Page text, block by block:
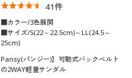
41件
■カラー/3色展開
■サイズ/S(22～22.5cm)～LL(24.5～
25cm)
Pansy(パンジー)】可動式バックベルト
の2WAY軽量サンダル